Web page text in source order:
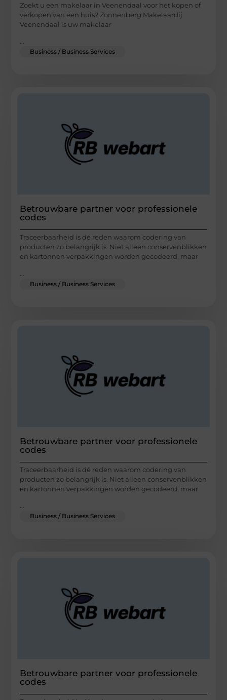
Zoekt u een makelaar in Veenendaal voor het kopen of
verkopen van een huis? Zonnenberg Makelaardij
Veenendaal is uw makelaar
...
Business / Business Services
Betrouwbare partner voor professionele
codes
Traceerbaarheid is dé reden waarom codering van
producten zo belangrijk is. Niet alleen conservenblikken
en kartonnen verpakkingen worden gecodeerd, maar
Business / Business Services
Betrouwbare partner voor professionele
codes
Traceerbaarheid is dé reden waarom codering van
producten zo belangrijk is. Niet alleen conservenblikken
en kartonnen verpakkingen worden gecodeerd, maar
...
Business / Business Services
Betrouwbare partner voor professionele
codes